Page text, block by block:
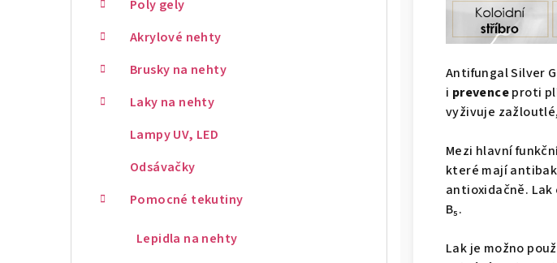
Poly gely
Akrylové nehty
Brusky na nehty
Laky na nehty
Lampy UV, LED
Odsávačky
Pomocné tekutiny
Lepidla na nehty
Antifungal Silver
i prevenceproti
vyživuje
Mezi hlavní
které mají
antioxidačně.
B₅.
Lak je možno